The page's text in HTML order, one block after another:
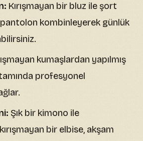
Kırışmayan bir bluz ile şort
kombinleyerek günlük
kumaşlardan yapılmış
profesyonel
Şık bir kimono ile
bir elbise, akşam